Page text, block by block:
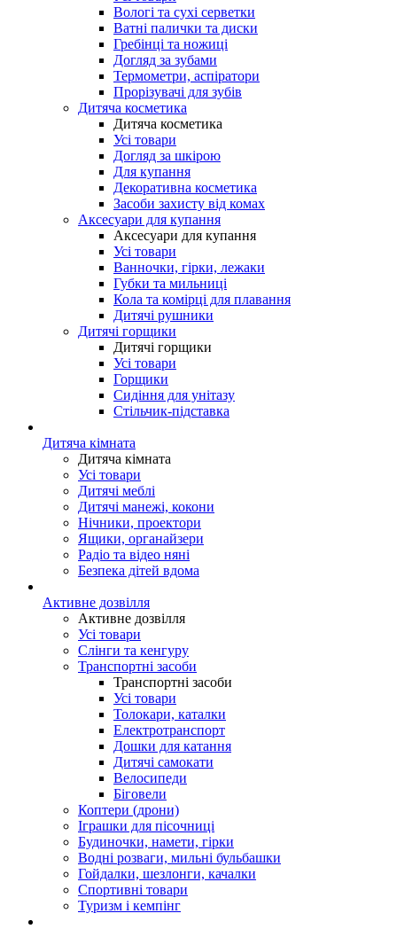
Вологі та сухі серветки
Ватні палички та диски
Гребінці та ножиці
Догляд за зубами
Термометри, аспіратори
Прорізувачі для зубів
Дитяча косметика
Дитяча косметика
Усі товари
Догляд за шкірою
Для купання
Декоративна косметика
Засоби захисту від комах
Аксесуари для купання
Аксесуари для купання
Усі товари
Ванночки, гірки, лежаки
Губки та мильниці
Кола та комірці для плавання
Дитячі рушники
Дитячі горщики
Дитячі горщики
Усі товари
Горщики
Сидіння для унітазу
Стільчик-підставка
Дитяча кімната
Дитяча кімната
Усі товари
Дитячі меблі
Дитячі манежі, кокони
Нічники, проектори
Ящики, органайзери
Радіо та відео няні
Безпека дітей вдома
Активне дозвілля
Активне дозвілля
Усі товари
Слінги та кенгуру
Транспортні засоби
Транспортні засоби
Усі товари
Толокари, каталки
Електротранспорт
Дошки для катання
Дитячі самокати
Велосипеди
Біговели
Коптери (дрони)
Іграшки для пісочниці
Будиночки, намети, гірки
Водні розваги, мильні бульбашки
Гойдалки, шезлонги, качалки
Спортивні товари
Туризм і кемпінг